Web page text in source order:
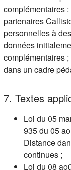
complémentaires
partenaires
personnelles à
données
complémentaires
dans un cadre
7. Textes
Loi du 05
935 du 05
Distance
continues ;
Loi du 08